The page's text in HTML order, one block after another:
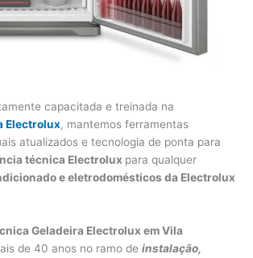
capacitada e treinada na
Electrolux, mantemos ferramentas
atualizados e tecnologia de ponta para
técnica Electrolux para qualquer
e eletrodomésticos da Electrolux
Geladeira Electrolux em Vila
de 40 anos no ramo deinstalação,